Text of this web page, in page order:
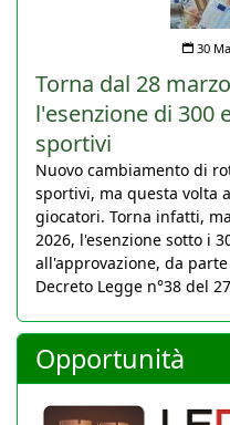
30
Torna dal 28
l'esenzione di 300
sportivi
Nuovo cambiamento di
sportivi, ma questa volta
giocatori. Torna infatti,
2026, l'esenzione sotto i
all'approvazione, da
Decreto Legge n°38 del
Opportunità